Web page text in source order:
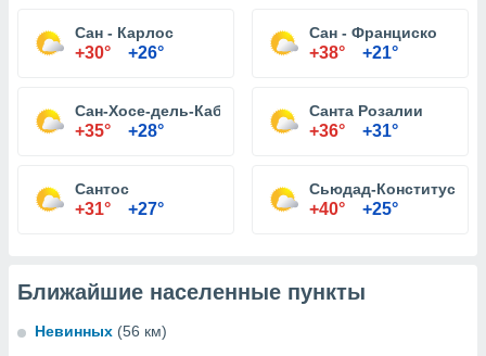
Сан - Карлос
+30° +26°
Сан - Франциско
+38° +21°
Сан-Хосе-дель-Кабо
+35° +28°
Санта Розалии
+36° +31°
Сантос
+31° +27°
Сьюдад-Конститусьон
+40° +25°
Ближайшие населенные пункты
Невинных (56 км)